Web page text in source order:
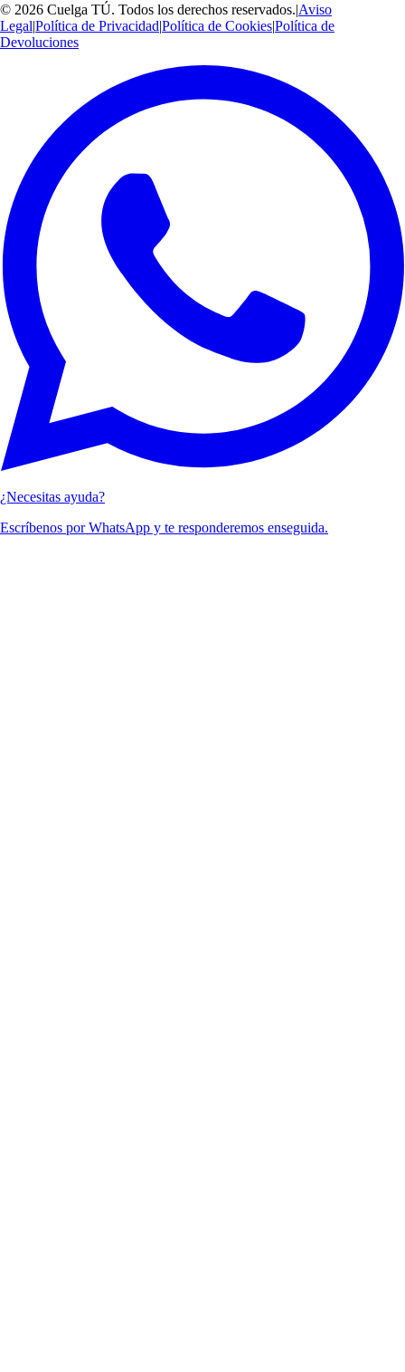
© 2026 Cuelga TÚ. Todos los derechos reservados.|Aviso
Legal|Política de Privacidad|Política de Cookies|Política de
Devoluciones
¿Necesitas ayuda?
Escríbenos por WhatsApp y te responderemos enseguida.